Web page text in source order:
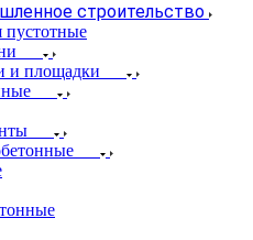
строительство
и площадки